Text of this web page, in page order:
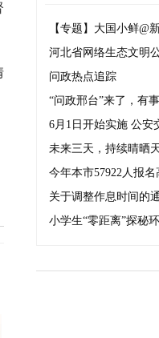
【专题】大国小鲜@
河北省网络生态文明
问政热点追踪
“问政邢台”来了，有
6月1日开始实施 公安
未来三天，持续晴晒
今年本市57922人报名
关于调整作息时间的
小学生“零距离”探秘